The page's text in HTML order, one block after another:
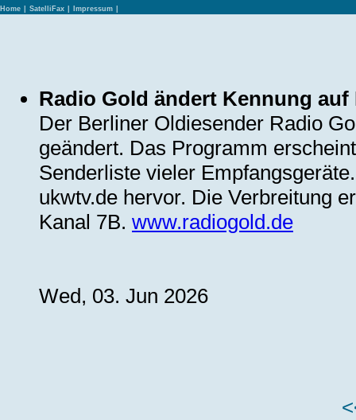
Home SatelliFax Impressum
Radio Gold ändert Kennung auf
Der Berliner Oldiesender Radio
geändert. Das Programm
Senderliste vieler
ukwtv.de hervor. Die Verbreitung
Kanal 7B. www.radiogold.de
Wed, 03. Jun 2026